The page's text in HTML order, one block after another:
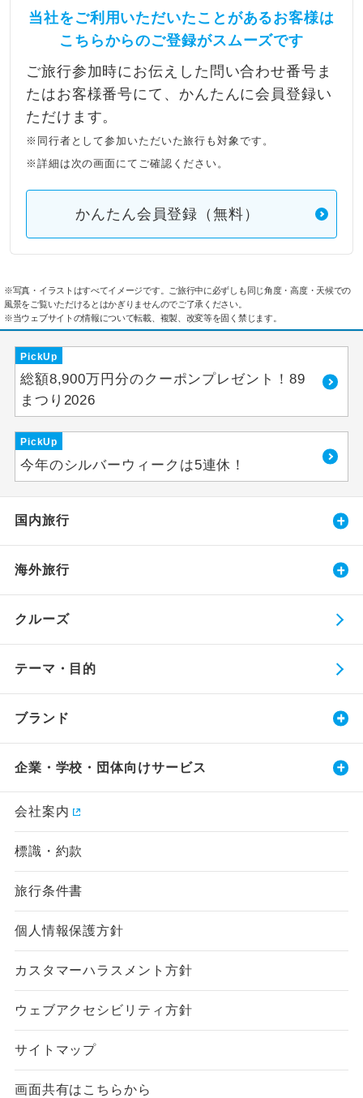
当社をご利用いただいたことがあるお客様は
こちらからのご登録がスムーズです
ご旅行参加時にお伝えした問い合わせ番号ま
たはお客様番号にて、かんたんに会員登録い
ただけます。
※同行者として参加いただいた旅行も対象です。
※詳細は次の画面にてご確認ください。
かんたん会員登録（無料）
※写真・イラストはすべてイメージです。ご旅行中に必ずしも同じ角度・高度・天候での
風景をご覧いただけるとはかぎりませんのでご了承ください。
※当ウェブサイトの情報について転載、複製、改変等を固く禁じます。
PickUp
総額8,900万円分のクーポンプレゼント！89
まつり2026
PickUp
今年のシルバーウィークは5連休！
国内旅行
海外旅行
クルーズ
テーマ・目的
ブランド
企業・学校・団体向けサービス
会社案内
標識・約款
旅行条件書
個人情報保護方針
カスタマーハラスメント方針
ウェブアクセシビリティ方針
サイトマップ
画面共有はこちらから